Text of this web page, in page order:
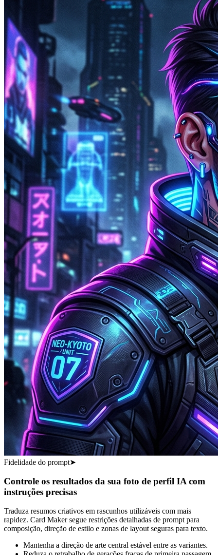
Fidelidade do prompt➤
Controle os resultados da sua foto de perfil IA com
instruções precisas
Traduza resumos criativos em rascunhos utilizáveis com mais
rapidez. Card Maker segue restrições detalhadas de prompt para
composição, direção de estilo e zonas de layout seguras para texto.
Mantenha a direção de arte central estável entre as variantes.